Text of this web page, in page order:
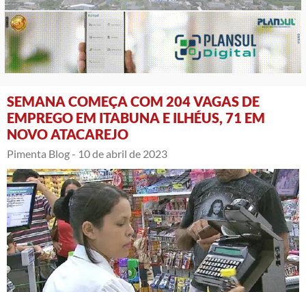
SEMANA COMEÇA COM 204 VAGAS DE
EMPREGO EM ITABUNA E ILHÉUS, 71 EM
NOVO ATACAREJO
Pimenta Blog - 10 de abril de 2023